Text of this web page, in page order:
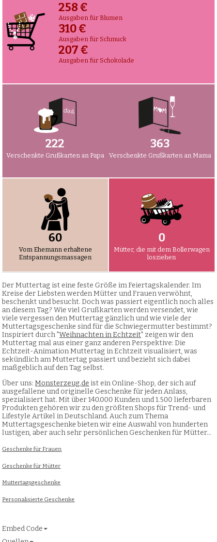
272 €
Ausgaben für Blumen
327 €
Ausgaben für Schmuck
218 €
Ausgaben für Schokolade
234
Verschenkte Grußkarten an Papa
382
Verschenkte Grußkarten an Mama
63
Vom Ehemann erhaltene
Entspannungsmassagen
0
Mütter, die mit dem Bollerwagen
losziehen
Der Muttertag ist eine feste Größe im Feiertagskalender. Im
Kreise der Liebsten werden Mütter und Frauen verwöhnt,
beschenkt und besucht. Doch was passiert eigentlich noch alles
an diesem Tag? Wie viel Grußkarten werden versendet, wie
viele vergessen den Muttertag gänzlich und wie viele der
Muttertagsgeschenke sind für die Schwiegermutter bestimmt?
Inspiriert durch "Weihnachten in Echtzeit" zeigen wir den
Muttertag mal aus einer ganz anderen Perspektive: Die
Echtzeit-Animation Muttertag in Echtzeit visualisiert, was
sekündlich am Muttertag passiert und bezieht sich dabei
maßgeblich auf den Tag selbst.
Über uns:Monsterzeug.de ist ein Online-Shop, der sich auf
ausgefallene und originelle Geschenke für jeden Anlass,
spezialisiert hat. Mit über 140.000 Kunden und 1.500 lieferbaren
Produkten gehören wir zu den größten Shops für Trend- und
Lifestyle Artikel in Deutschland. Auch zum Thema
Muttertagsgeschenke bieten wir eine Auswahl von hunderten
lustigen, aber auch sehr persönlichen Geschenken für Mütter...
Geschenke für Frauen
Geschenke für Mütter
Muttertagsgeschenke
Personalisierte Geschenke
Embed Code